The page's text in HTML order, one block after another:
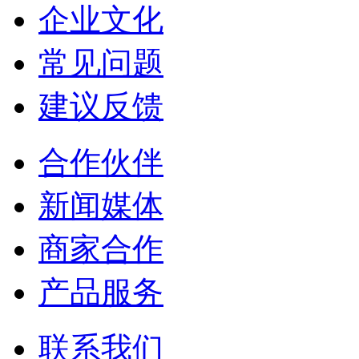
企业文化
常见问题
建议反馈
合作伙伴
新闻媒体
商家合作
产品服务
联系我们